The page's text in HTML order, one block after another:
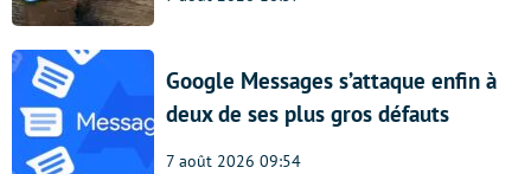
Google Messages s’attaque enfin à
deux de ses plus gros défauts
7 août 2026 09:54